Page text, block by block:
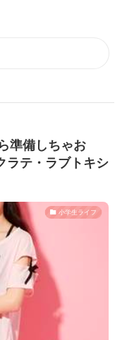
準備しちゃお
ラテ・ラブトキシ
小学生ライフ